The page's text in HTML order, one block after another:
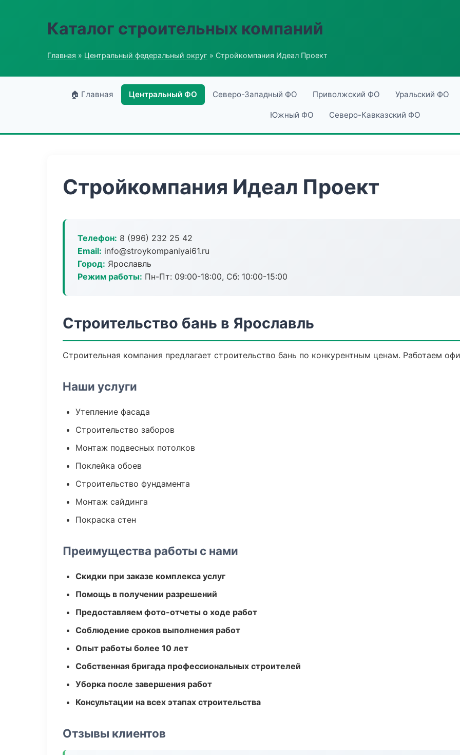
Каталог строительных компаний
Главная » Центральный федеральный округ » Стройкомпания Идеал Проект
🏠 Главная Центральный ФО Северо-Западный ФО Приволжский ФО Уральский ФО
Южный ФО Северо-Кавказский ФО
Стройкомпания Идеал Проект
Телефон: 8 (996) 232 25 42
Email: info@stroykompaniyai61.ru
Город: Ярославль
Режим работы: Пн-Пт: 09:00-18:00, Сб: 10:00-15:00
Строительство бань в Ярославль
Строительная компания предлагает строительство бань по конкурентным ценам. Работаем
Наши услуги
Утепление фасада
Строительство заборов
Монтаж подвесных потолков
Поклейка обоев
Строительство фундамента
Монтаж сайдинга
Покраска стен
Преимущества работы с нами
Скидки при заказе комплекса услуг
Помощь в получении разрешений
Предоставляем фото-отчеты о ходе работ
Соблюдение сроков выполнения работ
Опыт работы более 10 лет
Собственная бригада профессиональных строителей
Уборка после завершения работ
Консультации на всех этапах строительства
Отзывы клиентов